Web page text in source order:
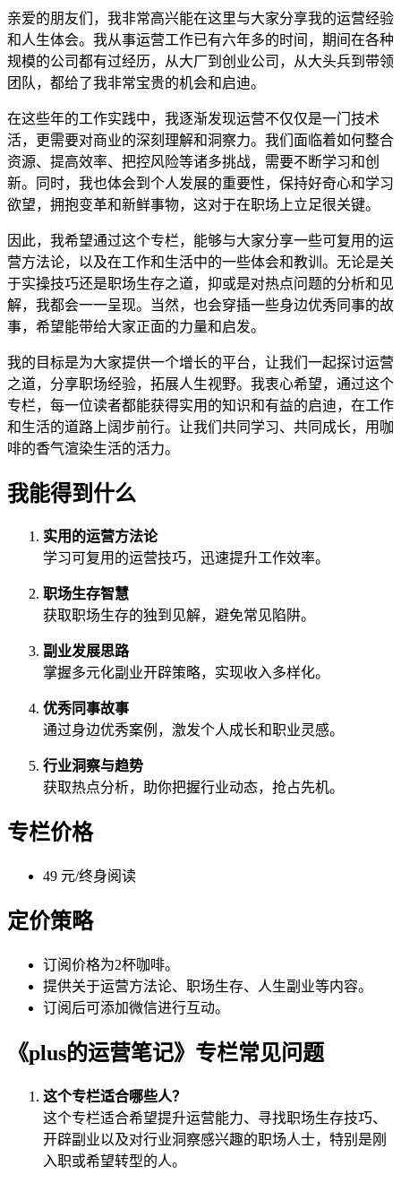
亲爱的朋友们，我非常高兴能在这里与大家分享我的运营经验
和人生体会。我从事运营工作已有六年多的时间，期间在各种
规模的公司都有过经历，从大厂到创业公司，从大头兵到带领
团队，都给了我非常宝贵的机会和启迪。
在这些年的工作实践中，我逐渐发现运营不仅仅是一门技术
活，更需要对商业的深刻理解和洞察力。我们面临着如何整合
资源、提高效率、把控风险等诸多挑战，需要不断学习和创
新。同时，我也体会到个人发展的重要性，保持好奇心和学习
欲望，拥抱变革和新鲜事物，这对于在职场上立足很关键。
因此，我希望通过这个专栏，能够与大家分享一些可复用的运
营方法论，以及在工作和生活中的一些体会和教训。无论是关
于实操技巧还是职场生存之道，抑或是对热点问题的分析和见
解，我都会一一呈现。当然，也会穿插一些身边优秀同事的故
事，希望能带给大家正面的力量和启发。
我的目标是为大家提供一个增长的平台，让我们一起探讨运营
之道，分享职场经验，拓展人生视野。我衷心希望，通过这个
专栏，每一位读者都能获得实用的知识和有益的启迪，在工作
和生活的道路上阔步前行。让我们共同学习、共同成长，用咖
啡的香气渲染生活的活力。
我能得到什么
实用的运营方法论
学习可复用的运营技巧，迅速提升工作效率。
职场生存智慧
获取职场生存的独到见解，避免常见陷阱。
副业发展思路
掌握多元化副业开辟策略，实现收入多样化。
优秀同事故事
通过身边优秀案例，激发个人成长和职业灵感。
行业洞察与趋势
获取热点分析，助你把握行业动态，抢占先机。
专栏价格
49 元/终身阅读
定价策略
订阅价格为2杯咖啡。
提供关于运营方法论、职场生存、人生副业等内容。
订阅后可添加微信进行互动。
《plus的运营笔记》专栏常见问题
这个专栏适合哪些人？
这个专栏适合希望提升运营能力、寻找职场生存技巧、
开辟副业以及对行业洞察感兴趣的职场人士，特别是刚
入职或希望转型的人。